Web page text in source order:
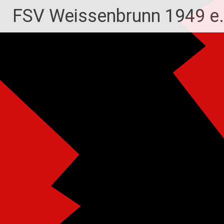
Inhalt
springen
FSV Weissenbrunn 1949